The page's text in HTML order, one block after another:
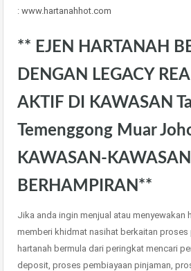
: www.hartanahhot.com
** EJEN HARTANAH
DENGAN LEGACY
AKTIF DI KAWASAN
Temenggong Muar
KAWASAN-KAWASAN
BERHAMPIRAN**
Jika anda ingin menjual atau menyewakan
memberi khidmat nasihat berkaitan proses
hartanah bermula dari peringkat mencari
deposit, proses pembiayaan pinjaman,